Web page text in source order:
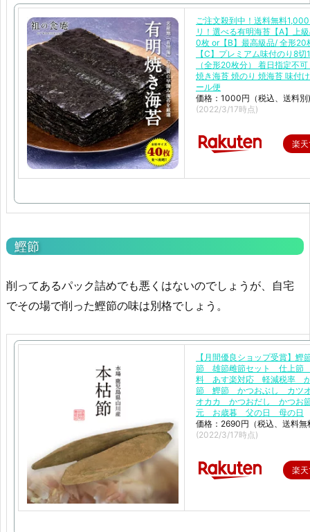
ご注文殺到中！送料無料
リ！選べる有明海苔【A】上
0枚 or【B】最高級品/ 全形20
【C】プレミアム味付のり8切
（全形20枚分） 着日指定不
焼き海苔 焼のり 焼海苔 味付
ール便
価格：1000円（税込、送料別)
(2022/3/17時点)
楽
鰹節
削ってあるパック詰めでも悪くはないのでしょうが、自宅
でその場で削った鰹節の味は別格でしょう。
【月間優良ショップ受賞】
節 雄節雌節セット 仕上節
料 あす楽対応 軽減税率
節 鰹節 かつおぶし カツ
オカカ かつおだし かつお
元 お歳暮 父の日 母の日
価格：2690円（税込、送料無
(2022/3/17時点)
楽